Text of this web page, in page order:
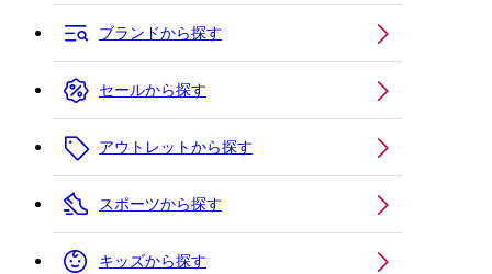
ブランドから探す
セールから探す
アウトレットから探す
スポーツから探す
キッズから探す